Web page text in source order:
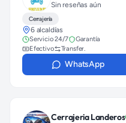
Sin reseñas aún
Cerrajería
6 alcaldías
Servicio 24/7
Garantía
Efectivo
Transfer.
WhatsApp
Cerrajeria Landeros